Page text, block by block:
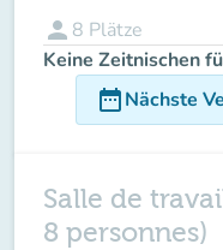
person 8 Plätze
Keine Zeitnischen
date_rangeNächste
Salle de
8 personnes)